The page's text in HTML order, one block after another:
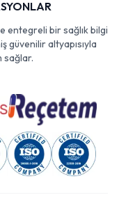
entegreli bir sağlık bilgi
güvenilir altyapısıyla
sağlar.